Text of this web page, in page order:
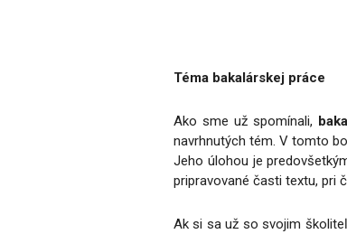
Téma bakalárskej práce
Ako sme už spomínali,
navrhnutých tém. V tomto
Jeho úlohou je
pripravované časti textu, pri
Ak si sa už so svojim